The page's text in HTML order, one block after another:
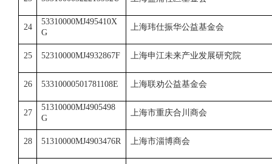
24
53310000MJ495410X
G
上海玮仕振华公益基金会
25 52310000MJ4932867F 上海申江未来产业发展研究院
26 53310000501781108E 上海联劝公益基金会
27
51310000MJ4905498
G
上海市重庆合川商会
28 51310000MJ4903476R 上海市淄博商会